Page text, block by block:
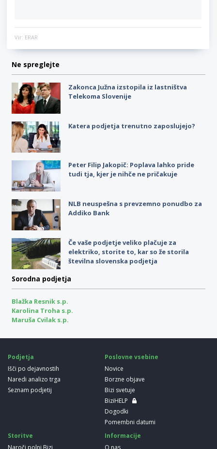
Vir: ERAR
Ne spreglejte
Zakonca Južna izstopila iz lastništva
Telekoma Slovenije
Katera podjetja trenutno zaposlujejo?
Peter Filip Jakopič: Poplava lahko pride
tudi tja, kjer je nihče ne pričakuje
NLB neuspešna s prevzemno ponudbo za
Addiko Bank
Če vaše podjetje veliko plačuje za
elektriko, storite to, kar so že storila
številna slovenska podjetja
Sorodna podjetja
Blažka Resnik s.p.
Karolina Troha s.p.
Maruša Cvilak s.p.
Podjetja
Išči po dejavnostih
Naredi analizo trga
Seznam podjetij
Poslovne vsebine
Novice
Borzne objave
Bizi svetuje
BiziHELP
Dogodki
Pomembni datumi
Storitve
Naroči polni Bizi
Informacije
O nas